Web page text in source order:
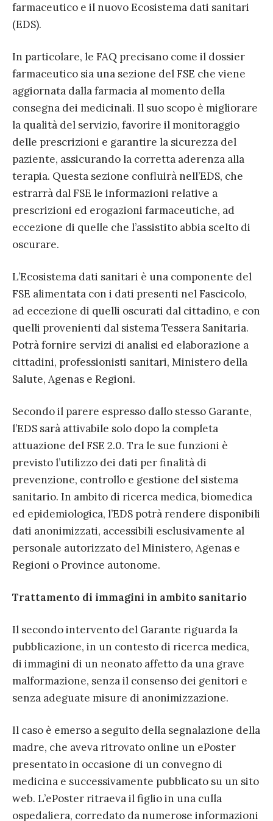
farmaceutico e il nuovo Ecosistema dati sanitari
(EDS).
In particolare, le FAQ precisano come il dossier
farmaceutico sia una sezione del FSE che viene
aggiornata dalla farmacia al momento della
consegna dei medicinali. Il suo scopo è migliorare
la qualità del servizio, favorire il monitoraggio
delle prescrizioni e garantire la sicurezza del
paziente, assicurando la corretta aderenza alla
terapia. Questa sezione confluirà nell’EDS, che
estrarrà dal FSE le informazioni relative a
prescrizioni ed erogazioni farmaceutiche, ad
eccezione di quelle che l’assistito abbia scelto di
oscurare.
L’Ecosistema dati sanitari è una componente del
FSE alimentata con i dati presenti nel Fascicolo,
ad eccezione di quelli oscurati dal cittadino, e con
quelli provenienti dal sistema Tessera Sanitaria.
Potrà fornire servizi di analisi ed elaborazione a
cittadini, professionisti sanitari, Ministero della
Salute, Agenas e Regioni.
Secondo il parere espresso dallo stesso Garante,
l’EDS sarà attivabile solo dopo la completa
attuazione del FSE 2.0. Tra le sue funzioni è
previsto l’utilizzo dei dati per finalità di
prevenzione, controllo e gestione del sistema
sanitario. In ambito di ricerca medica, biomedica
ed epidemiologica, l’EDS potrà rendere disponibili
dati anonimizzati, accessibili esclusivamente al
personale autorizzato del Ministero, Agenas e
Regioni o Province autonome.
Trattamento di immagini in ambito sanitario
Il secondo intervento del Garante riguarda la
pubblicazione, in un contesto di ricerca medica,
di immagini di un neonato affetto da una grave
malformazione, senza il consenso dei genitori e
senza adeguate misure di anonimizzazione.
Il caso è emerso a seguito della segnalazione della
madre, che aveva ritrovato online un ePoster
presentato in occasione di un convegno di
medicina e successivamente pubblicato su un sito
web. L’ePoster ritraeva il figlio in una culla
ospedaliera, corredato da numerose informazioni